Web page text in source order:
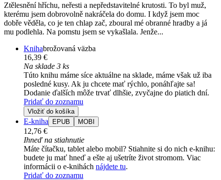
Ztělesnění hříchu, neřesti a nepředstavitelné krutosti. To byl muž,
kterému jsem dobrovolně nakráčela do domu. I když jsem moc
dobře věděla, co je ten chlap zač, zboural mé obranné hradby a já
mu podlehla. Na pomstu jsem se vykašlala. Jenže...
Knihabrožovaná väzba
16,39 €
Na sklade 3 ks
Túto knihu máme síce aktuálne na sklade, máme však už iba
posledné kusy. Ak ju chcete mať rýchlo, ponáhľajte sa!
Dodanie ďalších môže trvať dlhšie, zvyčajne do piatich dní.
Pridať do zoznamu
Vložiť do košíka
E-kniha EPUB MOBI
12,76 €
Ihneď na stiahnutie
Máte čítačku, tablet alebo mobil? Stiahnite si do nich e-knihu:
budete ju mať hneď a ešte aj ušetríte život stromom. Viac
informácii o e-knihách nájdete tu.
Pridať do zoznamu